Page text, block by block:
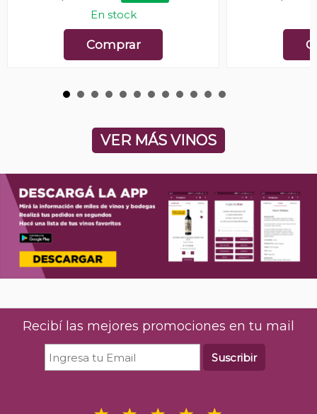
En stock
Comprar
VER MÁS VINOS
Recibí las mejores promociones en tu mail
Suscribir